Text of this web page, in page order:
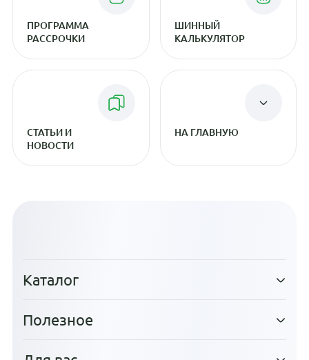
ПРОГРАММА
РАССРОЧКИ
ШИННЫЙ
КАЛЬКУЛЯТОР
СТАТЬИ И
НОВОСТИ
НА ГЛАВНУЮ
Каталог
Полезное